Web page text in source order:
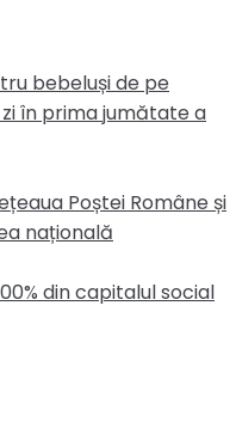
bebeluși de pe
în prima jumătate a
Poștei Române și
națională
din capitalul social